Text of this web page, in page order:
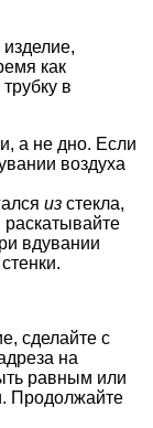
как
в
а не дно. Если
воздуха
из стекла,
раскатывайте
вдувании
сделайте с
на
равным или
Продолжайте